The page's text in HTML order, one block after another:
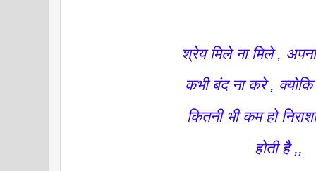
श्रेय मिले ना मिले ,
कभी बंद ना करे ,
कितनी भी कम हो
होती है ,,